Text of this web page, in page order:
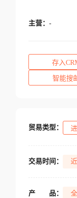
主营： -
存入
智能搜
贸易类型：
交易时间：
产 品：